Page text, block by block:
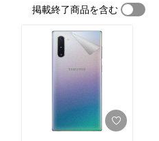
掲載終了商品を含む